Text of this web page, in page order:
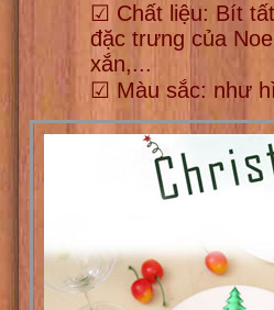
☑ Chất liệu: Bít
đặc trưng của
xắn,...
☑ Màu sắc: như